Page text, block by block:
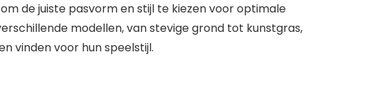
de juiste pasvorm en stijl te kiezen voor optimale
modellen, van stevige grond tot kunstgras,
vinden voor hun speelstijl.